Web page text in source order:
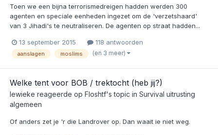
Toen we een bijna terrorismedreigen hadden werden 300
agenten en speciale eenheden ingezet om de 'verzetshaard'
van 3 Jihadi's te neutraliseren. De agenten op straat hadden...
13 september 2015 118 antwoorden
aanslagen moslims (en 3 meer)
Welke tent voor BOB / trektocht (heb jij?)
lewieke reageerde op Floshtf's topic in Survival uitrusting
algemeen
Of anders zet je 'r die Landrover op. Dan waait ie niet weg.